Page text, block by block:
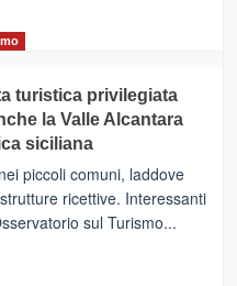
turistica privilegiata
la Valle Alcantara
siciliana
piccoli comuni, laddove
ricettive. Interessanti
sul Turismo...